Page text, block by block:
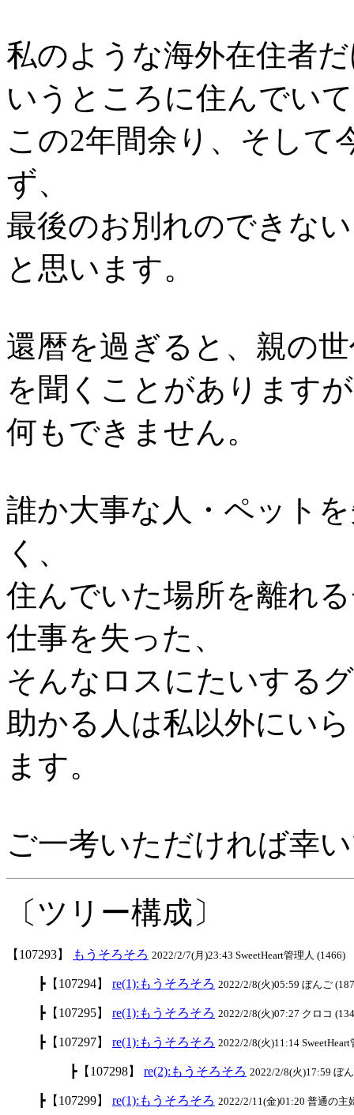
私のような海外在住者
いうところに住んでい
この2年間余り、そして
ず、
最後のお別れのできな
と思います。
還暦を過ぎると、親の
を聞くことがあります
何もできません。
誰か大事な人・ペット
く、
住んでいた場所を離れ
仕事を失った、
そんなロスにたいする
助かる人は私以外にい
ます。
ご一考いただければ幸
〔ツリー構成〕
【107293】 もうそろそろ 2022/2/7(月)23:43 SweetHeart管理人 (1466)
┣【107294】 re(1):もうそろそろ 2022/2/8(火)05:59 ぼんご
┣【107295】 re(1):もうそろそろ 2022/2/8(火)07:27 クロコ
┣【107297】 re(1):もうそろそろ 2022/2/8(火)11:14
┣【107298】 re(2):もうそろそろ 2022/2/8(火)17:59 ぼ
┣【107299】 re(1):もうそろそろ 2022/2/11(金)01:20 普通の主